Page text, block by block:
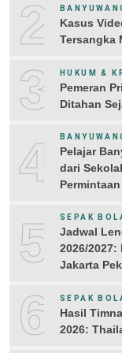
2
Kasus
Tersangka
3 HUKUM &
Pemeran
Ditahan
4
Pelajar
dari
5 SEPAK
Jadwal
2026/2027:
Jakarta
6 SEPAK
Hasil
2026: